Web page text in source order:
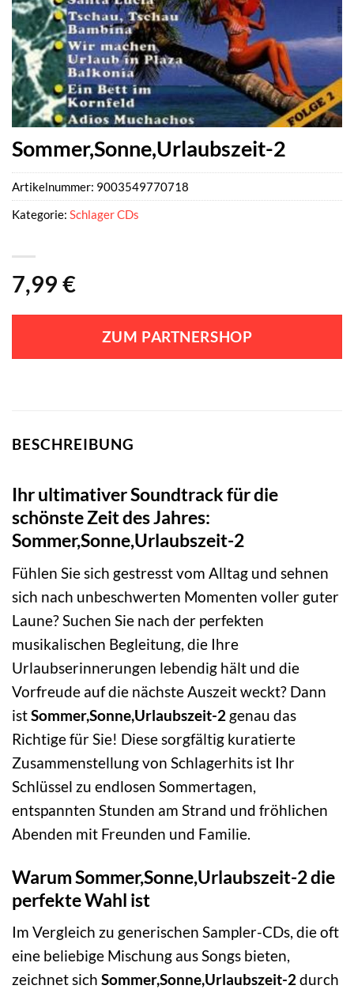
Sommer,Sonne,Urlaubszeit-2
7,99 €
ZUM PARTNERSHOP
Artikelnummer: 9003549770718
Kategorie: Schlager CDs
BESCHREIBUNG
Ihr ultimativer Soundtrack für die
schönste Zeit des Jahres:
Sommer,Sonne,Urlaubszeit-2
Fühlen Sie sich gestresst vom Alltag und sehnen
sich nach unbeschwerten Momenten voller guter
Laune? Suchen Sie nach der perfekten
musikalischen Begleitung, die Ihre
Urlaubserinnerungen lebendig hält und die
Vorfreude auf die nächste Auszeit weckt? Dann
istSommer,Sonne,Urlaubszeit-2 genau das
Richtige für Sie! Diese sorgfältig kuratierte
Zusammenstellung von Schlagerhits ist Ihr
Schlüssel zu endlosen Sommertagen,
entspannten Stunden am Strand und fröhlichen
Abenden mit Freunden und Familie.
Warum Sommer,Sonne,Urlaubszeit-2 die
perfekte Wahl ist
Im Vergleich zu generischen Sampler-CDs, die oft
eine beliebige Mischung aus Songs bieten,
zeichnet sich Sommer,Sonne,Urlaubszeit-2 durch